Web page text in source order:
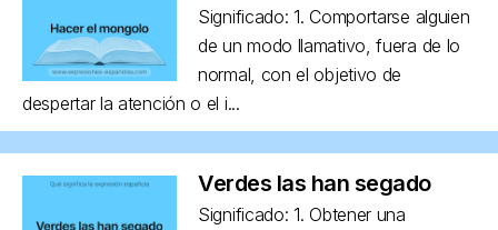
Significado: 1. Comportarse alguien
de un modo llamativo, fuera de lo
normal, con el objetivo de
despertar la atención o el i...
Verdes las han segado
Significado: 1. Obtener una